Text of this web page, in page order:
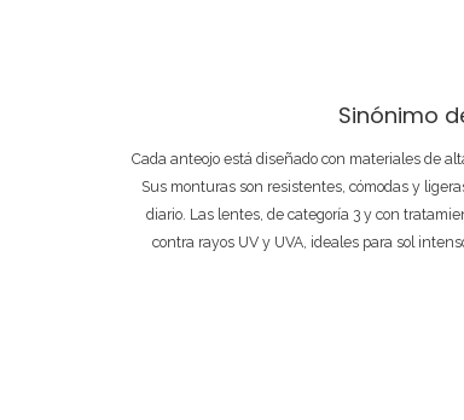
Sinónimo
Cada anteojo está diseñado con materiales de
Sus monturas son resistentes, cómodas y
diario. Las lentes, de categoría 3 y con
contra rayos UV y UVA, ideales para sol